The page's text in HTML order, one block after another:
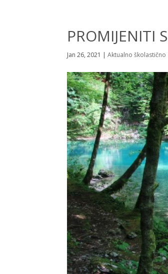
PROMIJENITI
Jan 26, 2021 |Aktualno školastično